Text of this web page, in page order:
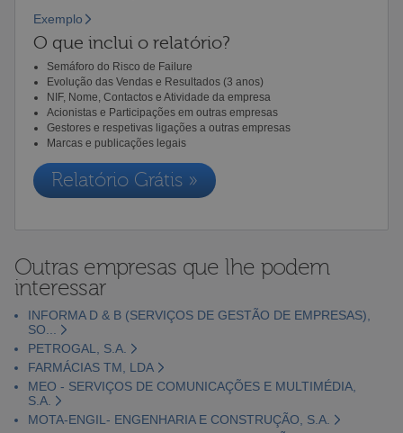
Exemplo
O que inclui o relatório?
Semáforo do Risco de Failure
Evolução das Vendas e Resultados (3 anos)
NIF, Nome, Contactos e Atividade da empresa
Acionistas e Participações em outras empresas
Gestores e respetivas ligações a outras empresas
Marcas e publicações legais
Relatório Grátis »
Outras empresas que lhe podem
interessar
INFORMA D & B (SERVIÇOS DE GESTÃO DE EMPRESAS),
SO...
PETROGAL, S.A.
FARMÁCIAS TM, LDA
MEO - SERVIÇOS DE COMUNICAÇÕES E MULTIMÉDIA,
S.A.
MOTA-ENGIL- ENGENHARIA E CONSTRUÇÃO, S.A.